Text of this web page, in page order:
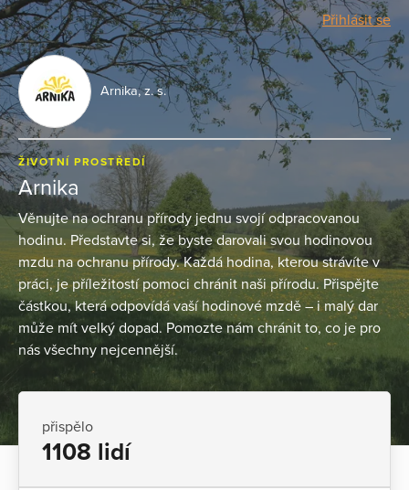
Přihlásit se
Arnika, z. s.
ŽIVOTNÍ PROSTŘEDÍ
Arnika
Věnujte na ochranu přírody jednu svojí odpracovanou
hodinu. Představte si, že byste darovali svou hodinovou
mzdu na ochranu přírody. Každá hodina, kterou strávíte v
práci, je příležitostí pomoci chránit naši přírodu. Přispějte
částkou, která odpovídá vaší hodinové mzdě – i malý dar
může mít velký dopad. Pomozte nám chránit to, co je pro
nás všechny nejcennější.
přispělo
1108 lidí